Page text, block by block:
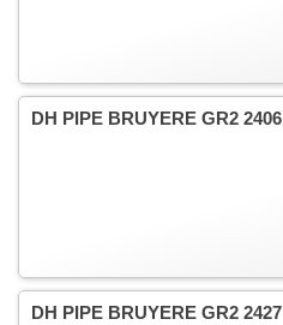
DH PIPE BRUYERE GR2 2406
DH PIPE BRUYERE GR2 2427